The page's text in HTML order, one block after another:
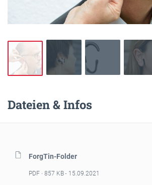
Dateien & Infos
ForgTin-Folder
PDF 857 KB 15.09.2021